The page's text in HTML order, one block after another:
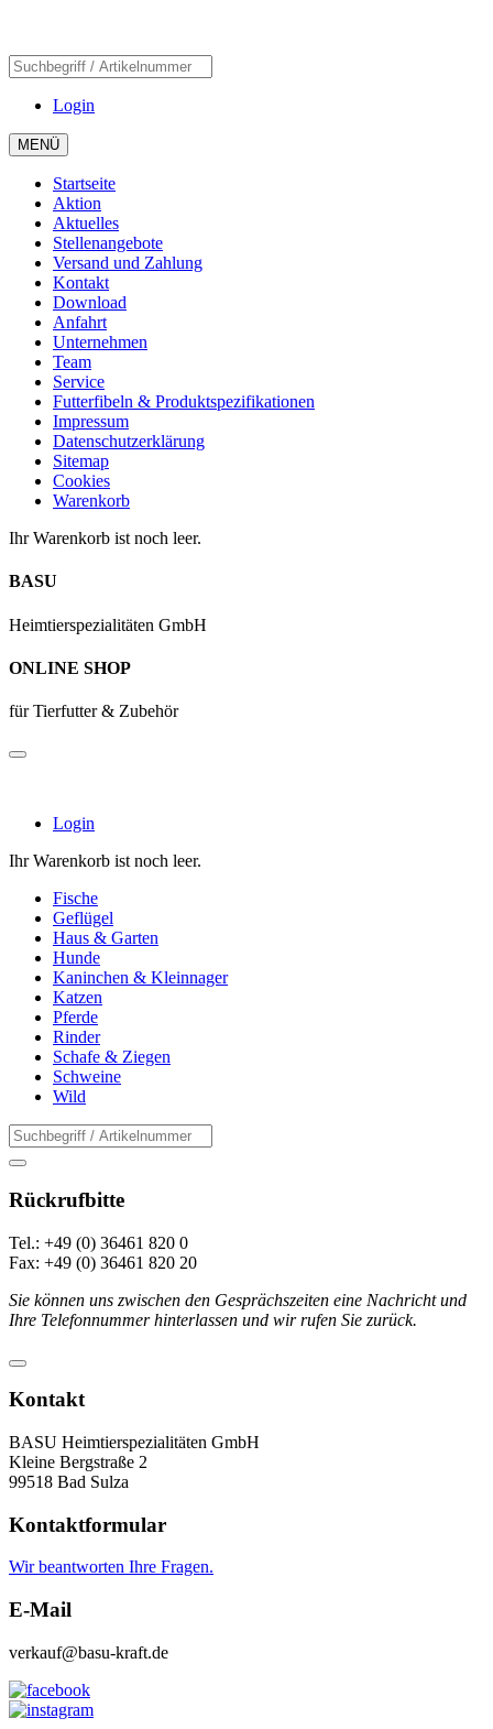
Login
MENÜ
Startseite
Aktion
Aktuelles
Stellenangebote
Versand und Zahlung
Kontakt
Download
Anfahrt
Unternehmen
Team
Service
Futterfibeln & Produktspezifikationen
Impressum
Datenschutzerklärung
Sitemap
Cookies
Warenkorb
Ihr Warenkorb ist noch leer.
BASU
Heimtierspezialitäten GmbH
ONLINE SHOP
für Tierfutter & Zubehör
Login
Ihr Warenkorb ist noch leer.
Fische
Geflügel
Haus & Garten
Hunde
Kaninchen & Kleinnager
Katzen
Pferde
Rinder
Schafe & Ziegen
Schweine
Wild
Rückrufbitte
Tel.: +49 (0) 36461 820 0
Fax: +49 (0) 36461 820 20
Sie können uns zwischen den Gesprächszeiten eine Nachricht und
Ihre Telefonnummer hinterlassen und wir rufen Sie zurück.
Kontakt
BASU Heimtierspezialitäten GmbH
Kleine Bergstraße 2
99518 Bad Sulza
Kontaktformular
Wir beantworten Ihre Fragen.
E-Mail
verkauf@basu-kraft.de